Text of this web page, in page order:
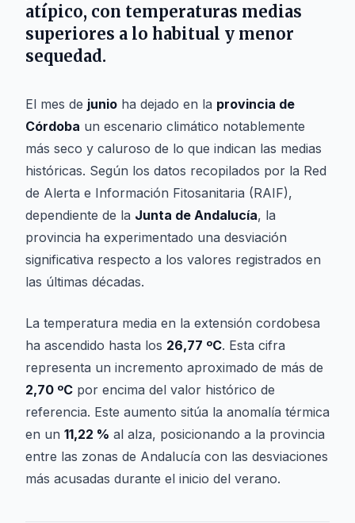
atípico, con temperaturas medias
superiores a lo habitual y menor
sequedad.
El mes de junio ha dejado en la provincia de
Córdoba un escenario climático notablemente
más seco y caluroso de lo que indican las medias
históricas. Según los datos recopilados por la Red
de Alerta e Información Fitosanitaria (RAIF),
dependiente de la Junta de Andalucía, la
provincia ha experimentado una desviación
significativa respecto a los valores registrados en
las últimas décadas.
La temperatura media en la extensión cordobesa
ha ascendido hasta los 26,77 ºC. Esta cifra
representa un incremento aproximado de más de
2,70 ºC por encima del valor histórico de
referencia. Este aumento sitúa la anomalía térmica
en un 11,22 % al alza, posicionando a la provincia
entre las zonas de Andalucía con las desviaciones
más acusadas durante el inicio del verano.